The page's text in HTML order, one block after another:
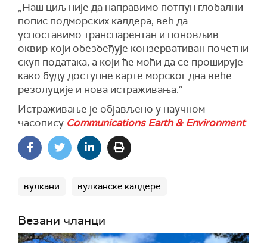
„Наш циљ није да направимо потпун глобални
попис подморских калдера, већ да
успоставимо транспарентан и поновљив
оквир који обезбеђује конзервативан почетни
скуп података, а који ће моћи да се проширује
како буду доступне карте морског дна веће
резолуције и нова истраживања.“
Истраживање је објављено у научном
часопису Communications Earth & Environment.
вулкани вулканске калдере
Везани чланци